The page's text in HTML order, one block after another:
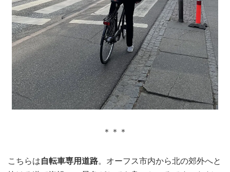
＊＊＊
こちらは自転車専用道路。オーフス市内から北の郊外へと